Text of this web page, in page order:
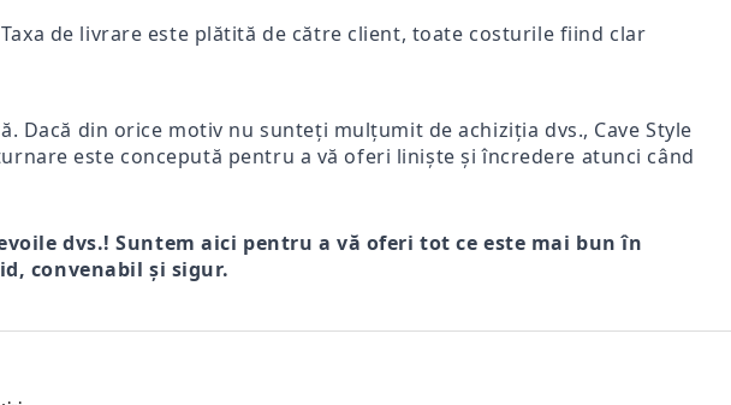
de livrare este plătită de către client, toate costurile fiind clar
Dacă din orice motiv nu sunteți mulțumit de achiziția dvs., Cave Style
este concepută pentru a vă oferi liniște și încredere atunci când
dvs.! Suntem aici pentru a vă oferi tot ce este mai bun în
convenabil și sigur.